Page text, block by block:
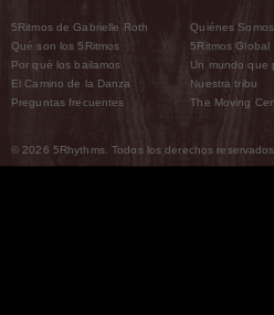
5Ritmos de Gabrielle Roth
Qué son los 5Ritmos
Por qué los bailamos
El Camino de la Danza
Preguntas frecuentes
Quiénes Somos
5Ritmos Global
Un mundo que
Nuestra tribu
The Moving
© 2026 5Rhythms. Todos los derechos